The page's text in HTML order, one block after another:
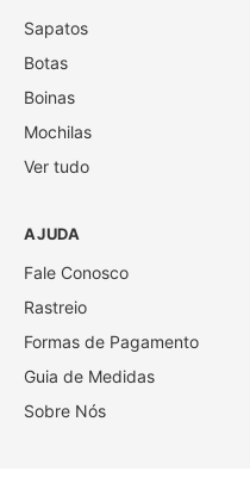
Sapatos
Botas
Boinas
Mochilas
Ver tudo
AJUDA
Fale Conosco
Rastreio
Formas de Pagamento
Guia de Medidas
Sobre Nós